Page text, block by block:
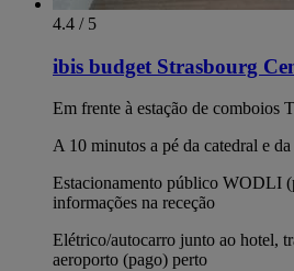
4.4 / 5
ibis budget Strasbourg
Em frente à estação de comboios
A 10 minutos a pé da catedral e
Estacionamento público WODLI
informações na receção
Elétrico/autocarro junto ao hotel,
aeroporto (pago) perto